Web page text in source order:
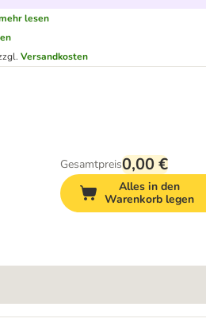
lesen
Versandkosten
Gesamtpreis0,00 €
Alles in den
Warenkorb legen